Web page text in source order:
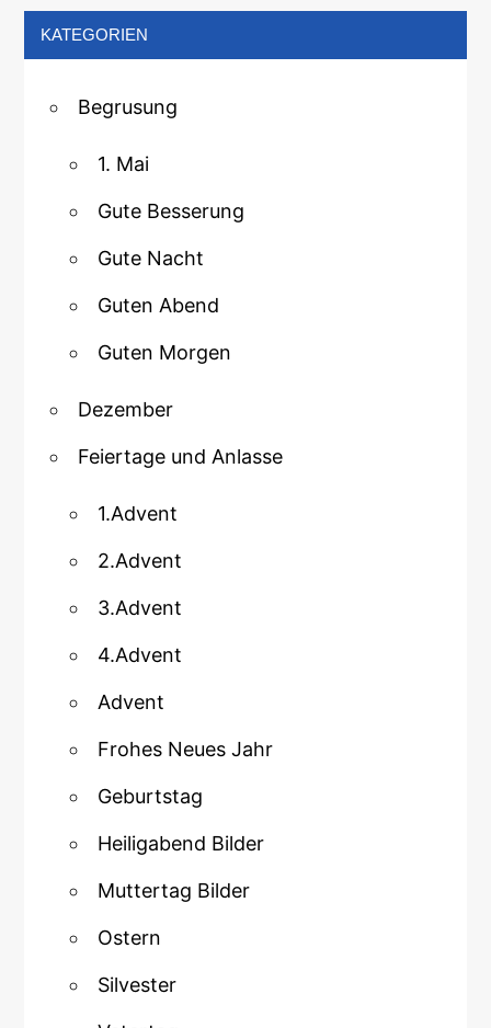
KATEGORIEN
Begrusung
1. Mai
Gute Besserung
Gute Nacht
Guten Abend
Guten Morgen
Dezember
Feiertage und Anlasse
1.Advent
2.Advent
3.Advent
4.Advent
Advent
Frohes Neues Jahr
Geburtstag
Heiligabend Bilder
Muttertag Bilder
Ostern
Silvester